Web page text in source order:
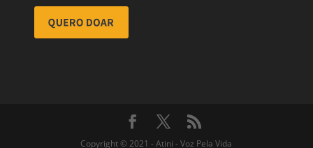
Copyright © 2021 - Atini - Voz Pela Vida